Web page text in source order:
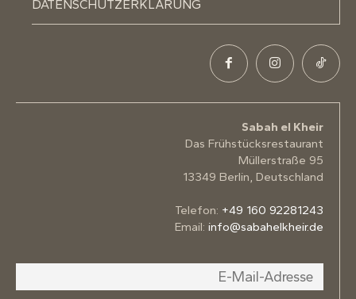
DATENSCHUTZERKLÄRUNG
Sabah el Kheir
Das Frühstücksrestaurant
Müllerstraße 95
13349 Berlin, Deutschland
Telefon: +49 160 92281243
Email: info@sabahelkheir.de